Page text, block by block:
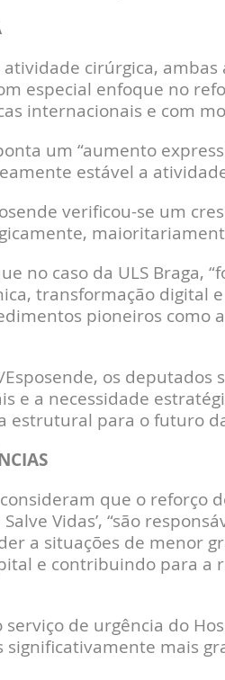
cirúrgica, ambas
especial enfoque no
internacionais e com
um “aumento
estável a
verificou-se um
no caso da ULS Braga,
transformação digital
pioneiros como
os deputados
e a necessidade
estrutural para o futuro
que o reforço
Vidas’, “são
a situações de menor
e contribuindo para a
serviço de urgência do
mais